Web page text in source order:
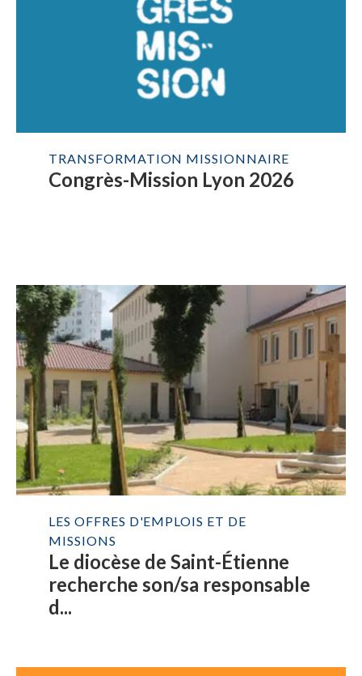
TRANSFORMATION MISSIONNAIRE
Congrès-Mission Lyon 2026
LES OFFRES D'EMPLOIS ET DE
MISSIONS
Le diocèse de Saint-Étienne
recherche son/sa responsable
d...